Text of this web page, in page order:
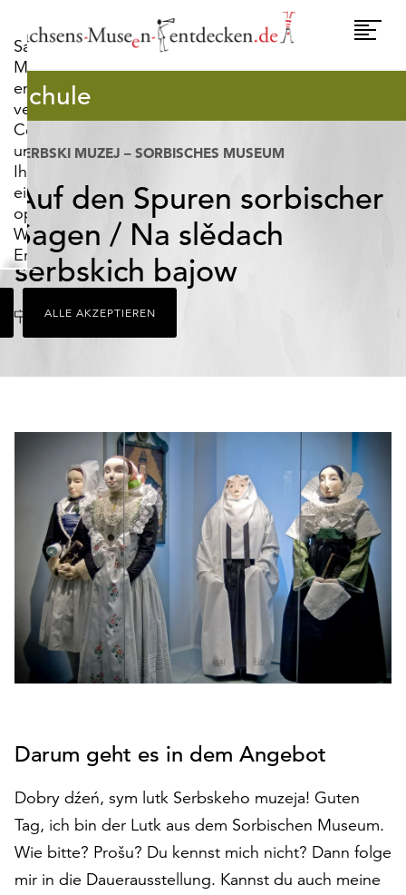
Sachsens-
Museen-
entdecken.de
verwendet
Cookies,
um
Ihnen
ein
optimales
Webseiten-
Erlebnis
zu
bieten.
Dazu
zählen
die
notwendig
(funktionale
Cookies),
sowie
solche,
die
lediglich
werden.
Klicken
auf
„Alle
akzeptieren“,
ALLE AKZEPTIEREN
Schule
SERBSKI MUZEJ – SORBISCHES MUSEUM
Auf den Spuren sorbischer
Sagen / Na slědach
serbskich bajow
Ort Bautzen
Darum geht es in dem Angebot
Dobry dźeń, sym lutk Serbskeho muzeja! Guten
Tag, ich bin der Lutk aus dem Sorbischen Museum.
Wie bitte? Prošu? Du kennst mich nicht? Dann folge
mir in die Dauerausstellung. Kannst du auch meine